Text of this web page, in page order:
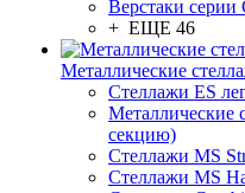
Верстаки серии
+ ЕЩЕ 46
Металлические
Стеллажи ES
Металлические
секцию)
Стеллажи MS
Стеллажи MS